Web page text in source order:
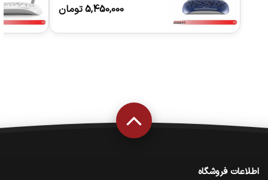
5,450,000تومان
اطلاعات فروشگاه